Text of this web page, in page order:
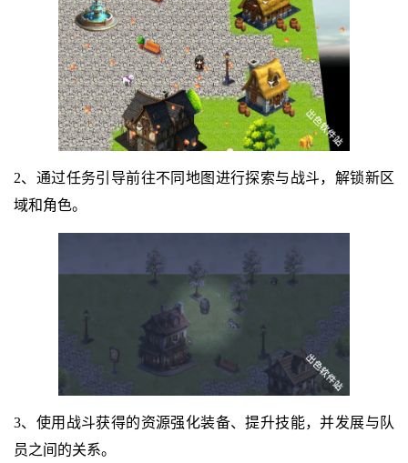
2、通过任务引导前往不同地图进行探索与战斗，解锁新区
域和角色。
3、使用战斗获得的资源强化装备、提升技能，并发展与队
员之间的关系。